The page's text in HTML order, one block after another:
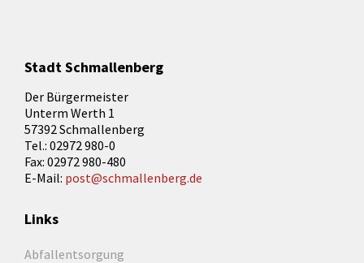
Stadt Schmallenberg
Der Bürgermeister
Unterm Werth 1
57392 Schmallenberg
Tel.: 02972 980-0
Fax: 02972 980-480
E-Mail: post@schmallenberg.de
Links
Abfallentsorgung